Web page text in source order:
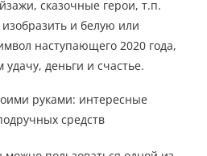
сказочные герои, т.п.
и белую или
наступающего 2020 года,
деньги и счастье.